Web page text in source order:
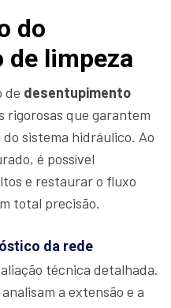
do
de limpeza
de desentupimento
rigorosas que garantem
sistema hidráulico. Ao
é possível
e restaurar o fluxo
total precisão.
da rede
técnica detalhada.
a extensão e a